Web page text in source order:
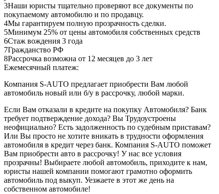
3Наши юристы тщательно проверяют все документы по
покупаемому автомобилю и по продавцу.
4Мы гарантируем полную прозрачность сделки.
5Минимум 25% от цены автомобиля собственных средств
6Стаж вождения 3 года
7Гражданство РФ
8Рассрочка возможна от 12 месяцев до 3 лет
Ежемесячный платеж:
Компания S-AUTO предлагает приобрести Вам любой
автомобиль новый или б/у в рассрочку, любой марки.
Если Вам отказали в кредите на покупку Автомобиля? Банк
требует подтверждение дохода? Вы Трудоустроены
неофициально? Есть задолженность по судебным приставам?
Или Вы просто не хотите вникать в трудности оформления
автомобиля в кредит через банк. Компания S-AUTO поможет
Вам приобрести авто в рассрочку! У нас все условия
прозрачны! Выбираете любой автомобиль, приходите к нам,
юристы нашей компании помогают грамотно оформить
автомобиль под выкуп. Уезжаете в этот же день на
собственном автомобиле!